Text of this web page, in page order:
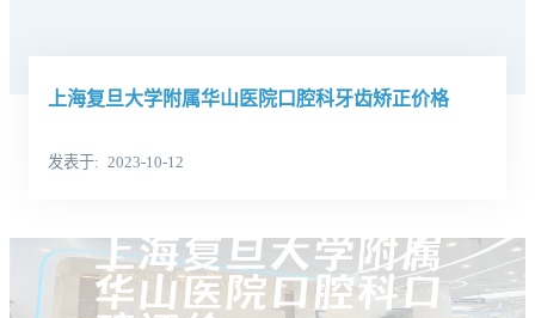
上海复旦大学附属华山医院口腔科牙齿矫正价格
发表于 2023-10-12